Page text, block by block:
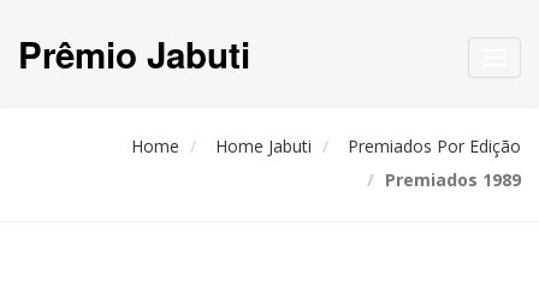
Prêmio Jabuti
Home Home Jabuti
Premiados Por Edição
Premiados 1989